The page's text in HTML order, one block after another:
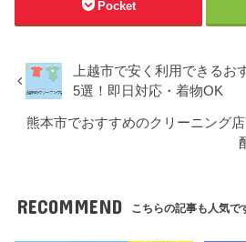
Pocket
上越市で安く利用できる
5選！即日対応・着物OK
熊本市でおすすめのクリーニング
RECOMMEND こちらの記事も人気で